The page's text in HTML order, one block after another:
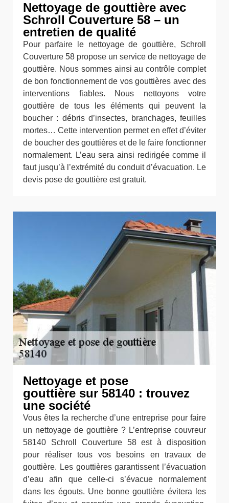
Nettoyage de gouttière avec
Schroll Couverture 58 – un
entretien de qualité
Pour parfaire le nettoyage de gouttière, Schroll
Couverture 58 propose un service de nettoyage de
gouttière. Nous sommes ainsi au contrôle complet
de bon fonctionnement de vos gouttières avec des
interventions fiables. Nous nettoyons votre
gouttière de tous les éléments qui peuvent la
boucher : débris d’insectes, branchages, feuilles
mortes… Cette intervention permet en effet d’éviter
de boucher des gouttières et de le faire fonctionner
normalement. L’eau sera ainsi redirigée comme il
faut jusqu’à l’extrémité du conduit d’évacuation. Le
devis pose de gouttière est gratuit.
Nettoyage et pose
gouttière sur 58140 : trouvez
une société
Vous êtes la recherche d’une entreprise pour faire
un nettoyage de gouttière ? L’entreprise couvreur
58140 Schroll Couverture 58 est à disposition
pour réaliser tous vos besoins en travaux de
gouttière. Les gouttières garantissent l’évacuation
d’eau afin que celle-ci s’évacue normalement
dans les égouts. Une bonne gouttière évitera les